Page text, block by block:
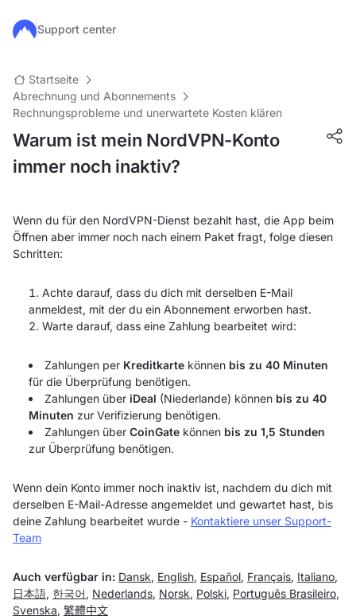
Zum Hauptinhalt springen
Support center
Startseite
Abrechnung und Abonnements
Rechnungsprobleme und unerwartete Kosten klären
Warum ist mein NordVPN-Konto
immer noch inaktiv?
Wenn du für den NordVPN-Dienst bezahlt hast, die App beim
Öffnen aber immer noch nach einem Paket fragt, folge diesen
Schritten:
Achte darauf, dass du dich mit derselben E-Mail
anmeldest, mit der du ein Abonnement erworben hast.
Warte darauf, dass eine Zahlung bearbeitet wird:
Zahlungen per Kreditkarte können bis zu 40 Minuten
für die Überprüfung benötigen.
Zahlungen über iDeal (Niederlande) können bis zu 40
Minuten zur Verifizierung benötigen.
Zahlungen über CoinGate können bis zu 1,5 Stunden
zur Überprüfung benötigen.
Wenn dein Konto immer noch inaktiv ist, nachdem du dich mit
derselben E-Mail-Adresse angemeldet und gewartet hast, bis
deine Zahlung bearbeitet wurde - Kontaktiere unser Support-
Team
Auch verfügbar in: Dansk, English, Español, Français, Italiano,
日本語, 한국어 , Nederlands, Norsk, Polski, Português Brasileiro,
Svenska, 繁體中文